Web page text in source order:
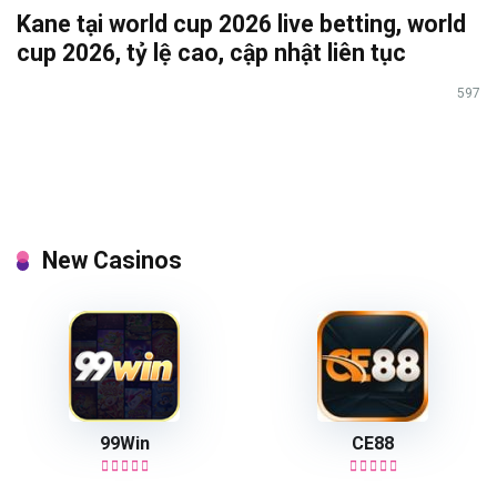
Kane tại world cup 2026 live betting, world
cup 2026, tỷ lệ cao, cập nhật liên tục
597
New Casinos
99Win CE88